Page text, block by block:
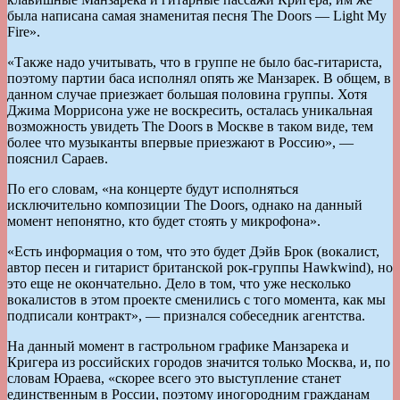
была написана самая знаменитая песня The Doors — Light My
Fire».
«Также надо учитывать, что в группе не было бас-гитариста,
поэтому партии баса исполнял опять же Манзарек. В общем, в
данном случае приезжает большая половина группы. Хотя
Джима Моррисона уже не воскресить, осталась уникальная
возможность увидеть The Doors в Москве в таком виде, тем
более что музыканты впервые приезжают в Россию», —
пояснил Сараев.
По его словам, «на концерте будут исполняться
исключительно композиции The Doors, однако на данный
момент непонятно, кто будет стоять у микрофона».
«Есть информация о том, что это будет Дэйв Брок (вокалист,
автор песен и гитарист британской рок-группы Hawkwind), но
это еще не окончательно. Дело в том, что уже несколько
вокалистов в этом проекте сменились с того момента, как мы
подписали контракт», — признался собеседник агентства.
На данный момент в гастрольном графике Манзарека и
Кригера из российских городов значится только Москва, и, по
словам Юраева, «скорее всего это выступление станет
единственным в России, поэтому иногородним гражданам